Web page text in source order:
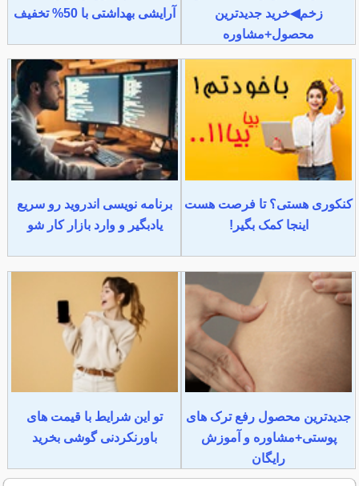
زخم◀خرید جدیدترین
محصول+مشاوره
آرایشی بهداشتی با 50% تخفیف
کنکوری هستی؟ تا فرصت هست
اینجا کمک بگیر!
برنامه نویسی اندروید رو سریع
یادبگیر و وارد بازار کار شو
جدیدترین محصول رفع ترک های
پوستی+مشاوره و آموزش
رایگان
تو این شرایط با قیمت های
باورنکردنی گوشی بخرید